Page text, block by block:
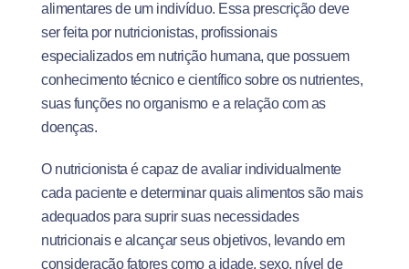
alimentares de um indivíduo. Essa prescrição deve
ser feita por nutricionistas, profissionais
especializados em nutrição humana, que possuem
conhecimento técnico e científico sobre os nutrientes,
suas funções no organismo e a relação com as
doenças.
O nutricionista é capaz de avaliar individualmente
cada paciente e determinar quais alimentos são mais
adequados para suprir suas necessidades
nutricionais e alcançar seus objetivos, levando em
consideração fatores como a idade, sexo, nível de